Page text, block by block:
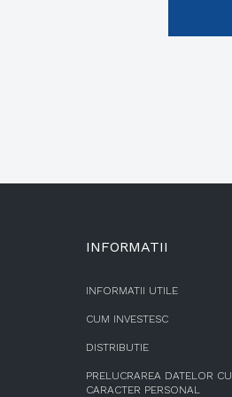
INFORMATII
INFORMATII UTILE
CUM INVESTESC
DISTRIBUTIE
PRELUCRAREA DATELOR CU
CARACTER PERSONAL